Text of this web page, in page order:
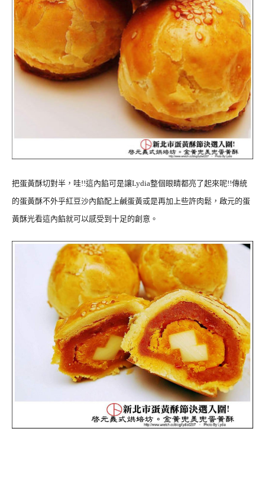
把蛋黃酥切對半，哇!!這內餡可是讓Lydia整個眼睛都亮了起來呢!!傳統
的蛋黃酥不外乎紅豆沙內餡配上鹹蛋黃或是再加上些許肉鬆，啟元的蛋
黃酥光看這內餡就可以感受到十足的創意。